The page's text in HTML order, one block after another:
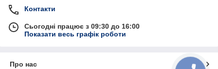
Контакти
Сьогодні працює з 09:30 до 16:00
Показати весь графік роботи
Про нас